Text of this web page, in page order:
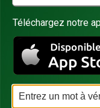
Téléchargez notre